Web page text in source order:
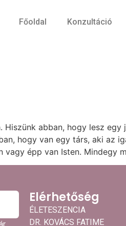
Főoldal Konzultáció
Hiszünk abban, hogy lesz
hogy van egy társ, aki az
vagy épp van Isten. Mindegy
Elérhetőség
ÉLETESZENCIA
DR. KOVÁCS FATIME